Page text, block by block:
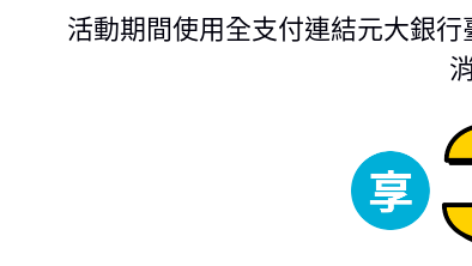
活動期間使用全支付連結元大銀